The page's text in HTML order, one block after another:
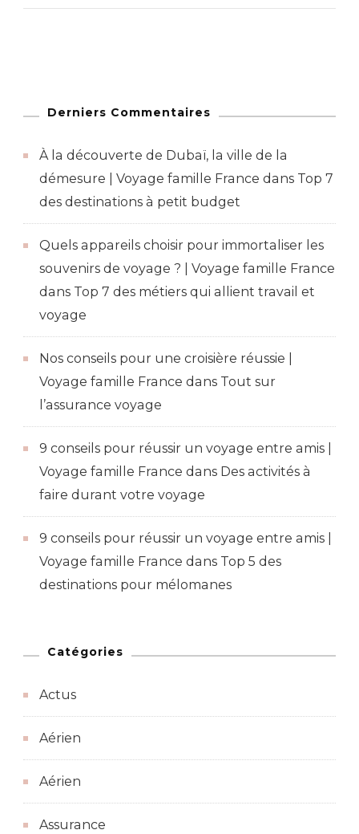
Derniers Commentaires
À la découverte de Dubaï, la ville de la
démesure | Voyage famille France dans Top 7
des destinations à petit budget
Quels appareils choisir pour immortaliser les
souvenirs de voyage ? | Voyage famille France
dans Top 7 des métiers qui allient travail et
voyage
Nos conseils pour une croisière réussie |
Voyage famille France dans Tout sur
l’assurance voyage
9 conseils pour réussir un voyage entre amis |
Voyage famille France dans Des activités à
faire durant votre voyage
9 conseils pour réussir un voyage entre amis |
Voyage famille France dans Top 5 des
destinations pour mélomanes
Catégories
Actus
Aérien
Aérien
Assurance